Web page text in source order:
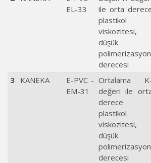
EL-33
ile orta
plastikol
viskozitesi,
düşük
polimerizasyon
derecesi
3 KANEKA
E-PVC -
EM-31
Ortalama
değeri ile
derece
plastikol
viskozitesi,
düşük
polimerizasyon
derecesi